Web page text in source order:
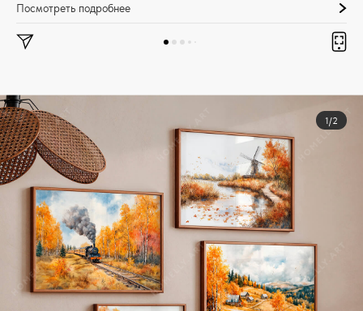
Посмотреть подробнее
1/2